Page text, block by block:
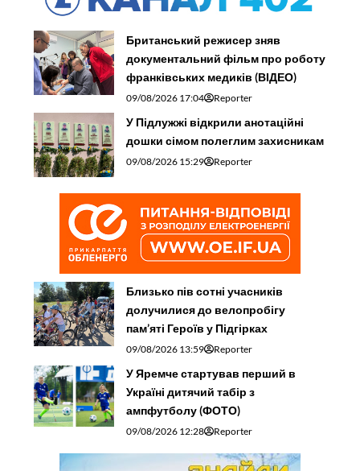
Британський режисер зняв
документальний фільм про роботу
франківських медиків (ВІДЕО)
09/08/2026 17:04 Reporter
У Підлужжі відкрили анотаційні
дошки сімом полеглим захисникам
09/08/2026 15:29 Reporter
Близько пів сотні учасників
долучилися до велопробігу
пам’яті Героїв у Підгірках
09/08/2026 13:59 Reporter
У Яремче стартував перший в
Україні дитячий табір з
ампфутболу (ФОТО)
09/08/2026 12:28 Reporter